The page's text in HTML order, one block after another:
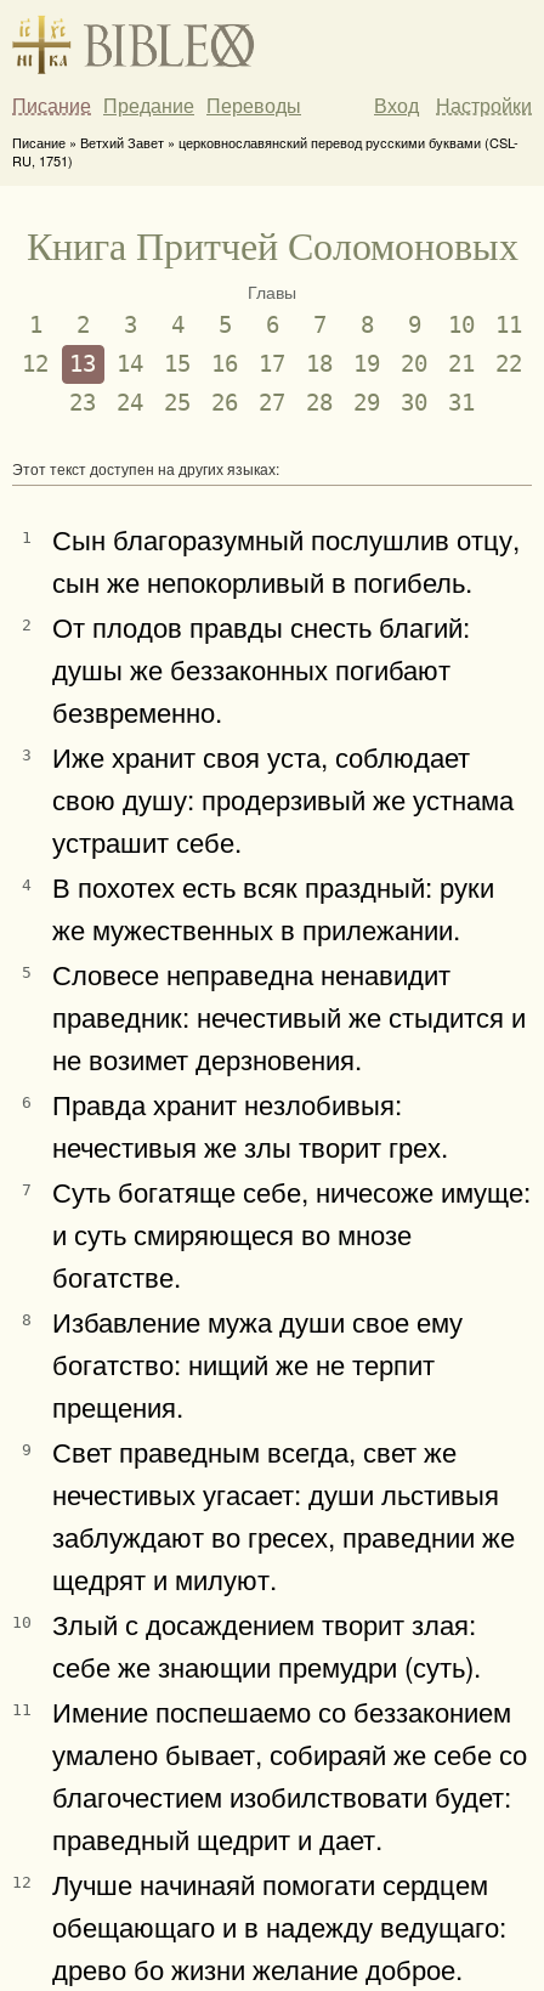
Писание Предание Переводы Вход Настройки
Писание » Ветхий Завет » церковнославянский перевод русскими буквами (CSL-
RU, 1751)
Книга Притчей Соломоновых
Главы
1 2 3 4 5 6 7 8 9 10
11
12
13 14 15 16 17 18 19 20 21
22
23
24 25 26 27 28 29 30 31
Этот текст доступен на других языках:
1
Сын благоразумный послушлив отцу,
сын же непокорливый в погибель.
2
От плодов правды снесть благий:
душы же беззаконных погибают
безвременно.
3
Иже хранит своя уста, соблюдает
свою душу: продерзивый же устнама
устрашит себе.
4
В похотех есть всяк праздный: руки
же мужественных в прилежании.
5
Словесе неправедна ненавидит
праведник: нечестивый же стыдится и
не возимет дерзновения.
6
Правда хранит незлобивыя:
нечестивыя же злы творит грех.
7
Суть богатяще себе, ничесоже имуще:
и суть смиряющеся во мнозе
богатстве.
8
Избавление мужа души свое ему
богатство: нищий же не терпит
прещения.
9
Свет праведным всегда, свет же
нечестивых угасает: души льстивыя
заблуждают во гресех, праведнии же
щедрят и милуют.
10
Злый с досаждением творит злая:
себе же знающии премудри (суть).
11
Имение поспешаемо со беззаконием
умалено бывает, собираяй же себе со
благочестием изобилствовати будет:
праведный щедрит и дает.
12
Лучше начинаяй помогати сердцем
обещающаго и в надежду ведущаго:
древо бо жизни желание доброе.